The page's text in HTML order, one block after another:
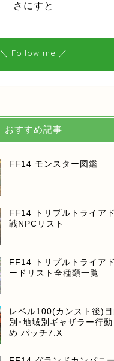
さにすと
＼ Follow me ／
おすすめ記事
FF14 モンスター図鑑
FF14 トリプルトライア
戦NPCリスト
FF14 トリプルトライア
ードリスト全種類一覧
レベル100(カンスト後)目
別･地域別ギャザラー行動
め パッチ7.X